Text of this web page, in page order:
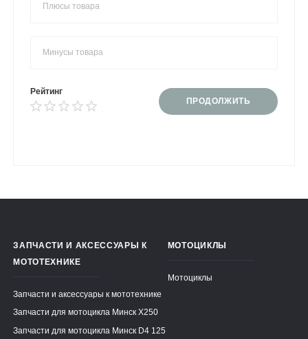
Рейтинг
ПРОДОЛЖИТЬ
ЗАПЧАСТИ И АКСЕССУАРЫ К
МОТОТЕХНИКЕ
Запчасти и аксессуары к мототехнике
Запчасти для мотоцикла Минск X250
Запчасти для мотоцикла Минск D4 125
МОТОЦИКЛЫ
Мотоциклы